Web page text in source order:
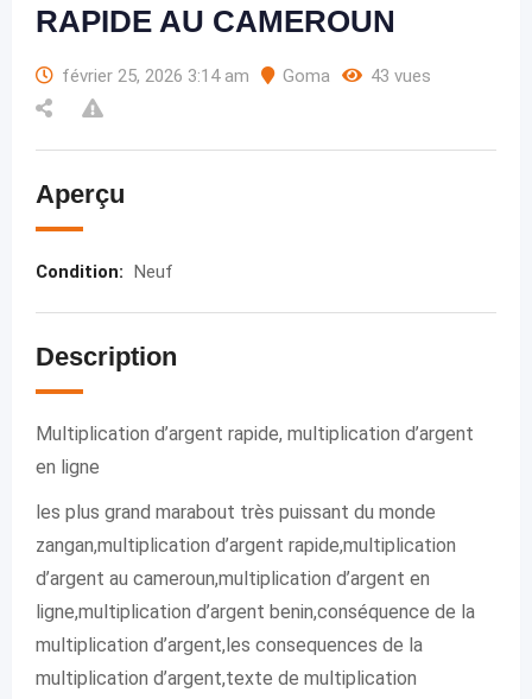
RAPIDE AU CAMEROUN
février 25, 2026 3:14 am Goma 43 vues
Aperçu
Condition: Neuf
Description
Multiplication d’argent rapide, multiplication d’argent
en ligne
les plus grand marabout très puissant du monde
zangan,multiplication d’argent rapide,multiplication
d’argent au cameroun,multiplication d’argent en
ligne,multiplication d’argent benin,conséquence de la
multiplication d’argent,les consequences de la
multiplication d’argent,texte de multiplication